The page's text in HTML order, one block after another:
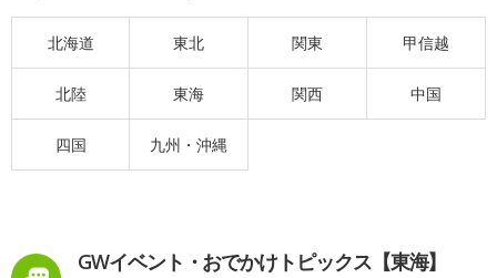
北海道 東北 関東 甲信越
北陸 東海 関西 中国
四国 九州・沖縄
GWイベント・おでかけトピックス【東海】